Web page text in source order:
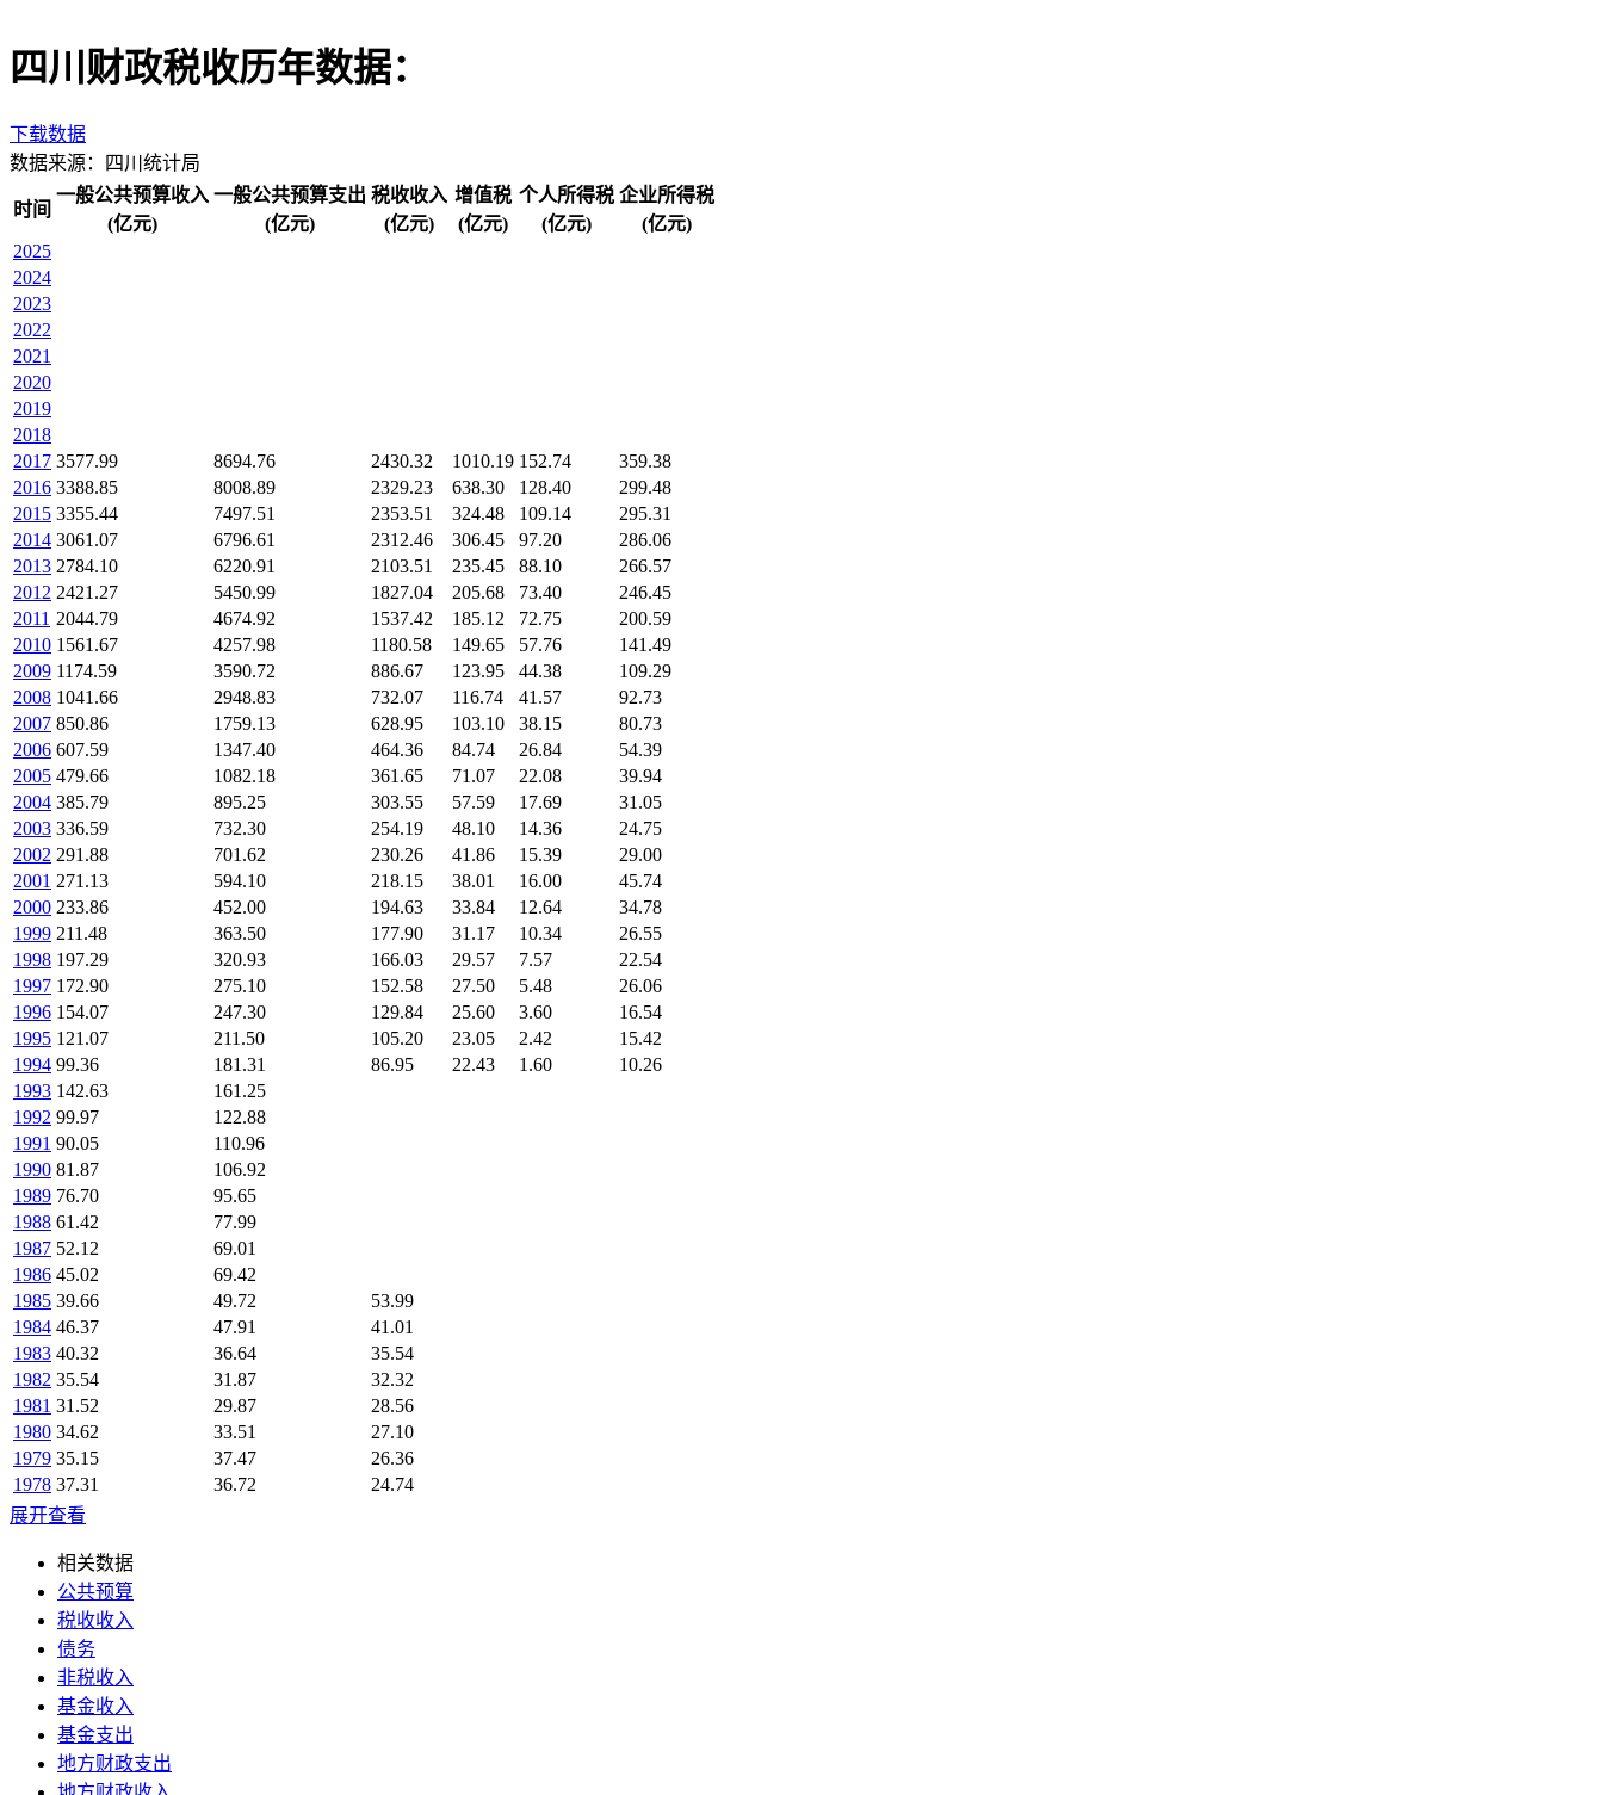
四川财政税收历年数据：
下载数据
数据来源：四川统计局
时间
一般公共预算收入
(亿元)
一般公共预算支出
(亿元)
税收收入
(亿元)
增值税
(亿元)
个人所得税
(亿元)
企业所得税
(亿元)
2025
2024
2023
2022
2021
2020
2019
2018
2017 3577.99 8694.76 2430.32 1010.19 152.74
359.38
2016 3388.85 8008.89 2329.23 638.30 128.40
299.48
2015 3355.44 7497.51 2353.51 324.48 109.14
295.31
2014 3061.07 6796.61 2312.46 306.45 97.20
286.06
2013 2784.10 6220.91 2103.51 235.45 88.10
266.57
2012 2421.27 5450.99 1827.04 205.68 73.40
246.45
2011 2044.79 4674.92 1537.42 185.12 72.75
200.59
2010 1561.67 4257.98 1180.58 149.65 57.76
141.49
2009 1174.59 3590.72 886.67 123.95 44.38
109.29
2008 1041.66 2948.83 732.07 116.74 41.57
92.73
2007 850.86 1759.13 628.95 103.10 38.15
80.73
2006 607.59 1347.40 464.36 84.74 26.84
54.39
2005 479.66 1082.18 361.65 71.07 22.08
39.94
2004 385.79 895.25 303.55 57.59 17.69
31.05
2003 336.59 732.30 254.19 48.10 14.36
24.75
2002 291.88 701.62 230.26 41.86 15.39
29.00
2001 271.13 594.10 218.15 38.01 16.00
45.74
2000 233.86 452.00 194.63 33.84 12.64
34.78
1999 211.48 363.50 177.90 31.17 10.34
26.55
1998 197.29 320.93 166.03 29.57 7.57
22.54
1997 172.90 275.10 152.58 27.50 5.48
26.06
1996 154.07 247.30 129.84 25.60 3.60
16.54
1995 121.07 211.50 105.20 23.05 2.42
15.42
1994 99.36 181.31 86.95 22.43 1.60
10.26
1993 142.63
161.25
1992 99.97
122.88
1991 90.05
110.96
1990 81.87
106.92
1989 76.70
95.65
1988 61.42
77.99
1987 52.12
69.01
1986 45.02
69.42
1985 39.66 49.72
53.99
1984 46.37 47.91
41.01
1983 40.32 36.64
35.54
1982 35.54 31.87
32.32
1981 31.52 29.87
28.56
1980 34.62 33.51
27.10
1979 35.15 37.47
26.36
1978 37.31 36.72
24.74
展开查看
相关数据
公共预算
税收收入
债务
非税收入
基金收入
基金支出
地方财政支出